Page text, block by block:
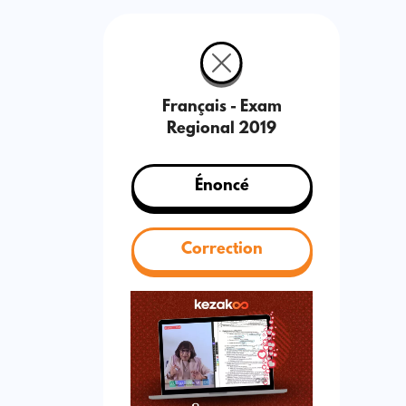
Français - Exam
Regional 2019
Énoncé
Correction